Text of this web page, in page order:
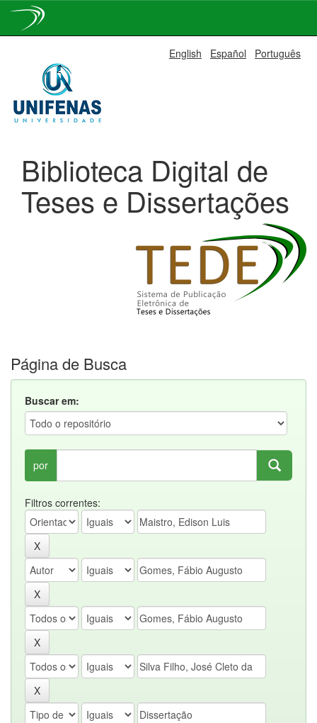
navigation
English Español Português
Biblioteca Digital de
Teses e Dissertações
Página de Busca
Buscar em:
por
Filtros correntes: